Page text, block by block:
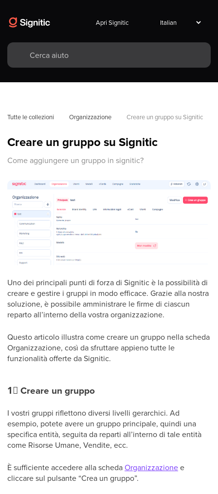
Apri Signitic
Tutte le collezioni Organizzazione Creare un gruppo su Signitic
Creare un gruppo su Signitic
Come aggiungere un gruppo in signitic?
Uno dei principali punti di forza di Signitic è la possibilità di
creare e gestire i gruppi in modo efficace. Grazie alla nostra
soluzione, è possibile amministrare le firme di ciascun
reparto all’interno della vostra organizzazione.
Questo articolo illustra come creare un gruppo nella scheda
Organizzazione, così da sfruttare appieno tutte le
funzionalità offerte da Signitic.
1⃣ Creare un gruppo
I vostri gruppi riflettono diversi livelli gerarchici. Ad
esempio, potete avere un gruppo principale, quindi una
specifica entità, seguita da reparti all’interno di tale entità
come Risorse Umane, Vendite, ecc.
È sufficiente accedere alla schedaOrganizzazionee
cliccare sul pulsante “Crea un gruppo”.